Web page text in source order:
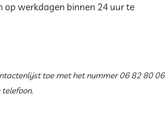
op werkdagen binnen 24 uur te
toe met het nummer 06 82 80 06